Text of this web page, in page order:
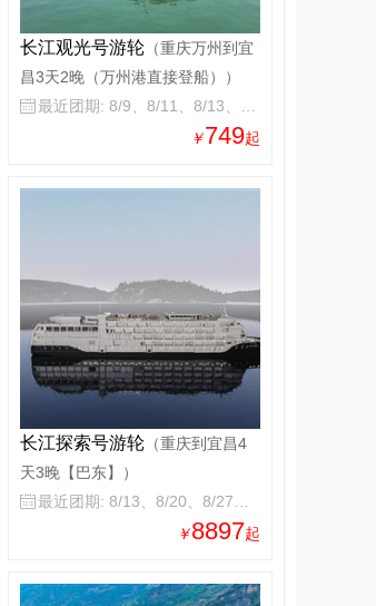
长江观光号游轮 （重庆万州到宜
昌3天2晚（万州港直接登船））
 最近团期: 8/9、8/11、8/13、8/15
￥749起
长江探索号游轮 （重庆到宜昌4
天3晚【巴东】）
 最近团期: 8/13、8/20、8/27、9/3
￥8897起